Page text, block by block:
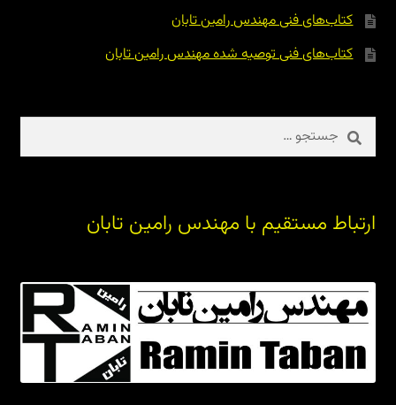
کتاب‌های فنی مهندس رامین تابان
کتاب‌های فنی توصیه شده مهندس رامین تابان
جستجو
برای:
ارتباط مستقیم با مهندس رامین تابان